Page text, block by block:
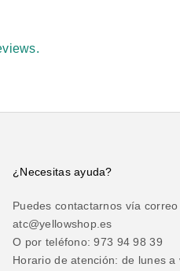
¿Necesitas ayuda?
Puedes contactarnos vía
atc@yellowshop.es
O por teléfono: 973 94 98 39
Horario de atención: de lunes a